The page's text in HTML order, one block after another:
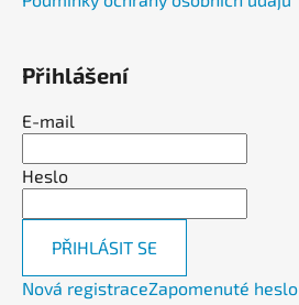
Přihlášení
E-mail
Heslo
PŘIHLÁSIT SE
Nová registraceZapomenuté heslo